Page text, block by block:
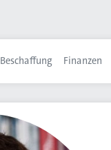
Beschaffung Finanzen